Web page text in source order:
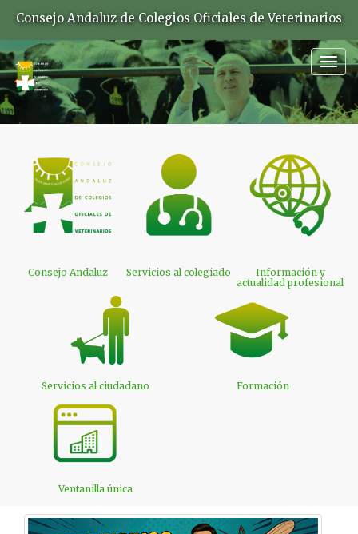
Consejo Andaluz de Colegios Oficiales de Veterinarios
Consejo Andaluz Servicios al colegiado
Información y
actualidad profesional
Servicios al ciudadano Formación
Ventanilla única